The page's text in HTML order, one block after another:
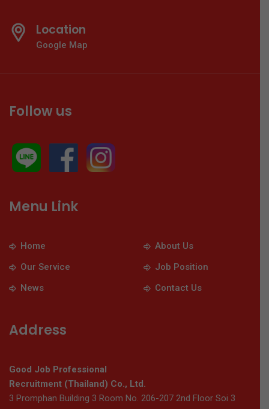
Location
Google Map
Follow us
Menu Link
Home
About Us
Our Service
Job Position
News
Contact Us
Address
Good Job Professional
Recruitment (Thailand) Co., Ltd.
3 Promphan Building 3 Room No. 206-207 2nd Floor Soi 3